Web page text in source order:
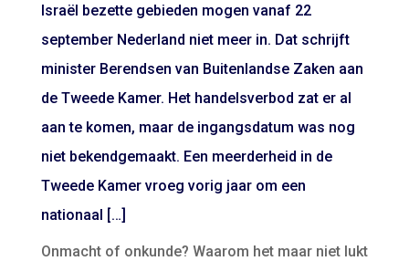
Israël bezette gebieden mogen vanaf 22
september Nederland niet meer in. Dat schrijft
minister Berendsen van Buitenlandse Zaken aan
de Tweede Kamer. Het handelsverbod zat er al
aan te komen, maar de ingangsdatum was nog
niet bekendgemaakt. Een meerderheid in de
Tweede Kamer vroeg vorig jaar om een
nationaal […]
Onmacht of onkunde? Waarom het maar niet lukt